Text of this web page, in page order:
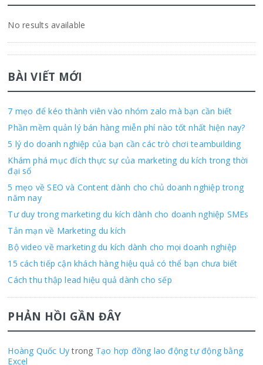
No results available
BÀI VIẾT MỚI
7 mẹo để kéo thành viên vào nhóm zalo mà bạn cần biết
Phần mềm quản lý bán hàng miễn phí nào tốt nhất hiện nay?
5 lý do doanh nghiệp của bạn cần các trò chơi teambuilding
Khám phá mục đích thực sự của marketing du kích trong thời
đại số
5 mẹo về SEO và Content dành cho chủ doanh nghiệp trong
năm nay
Tư duy trong marketing du kích dành cho doanh nghiệp SMEs
Tản mạn về Marketing du kích
Bộ video về marketing du kích dành cho mọi doanh nghiệp
15 cách tiếp cận khách hàng hiệu quả có thể bạn chưa biết
Cách thu thập lead hiệu quả dành cho sếp
PHẢN HỒI GẦN ĐÂY
Hoàng Quốc Uytrong Tạo hợp đồng lao động tự động bằng
Excel